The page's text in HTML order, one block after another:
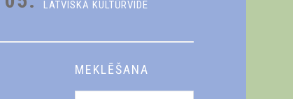
LATVISKĀ KULTŪRVIDE
MEKLĒŠANA